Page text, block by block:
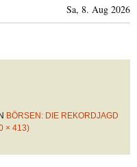
Sa, 8. Aug 2026
BÖRSEN: DIE REKORDJAGD
× 413)